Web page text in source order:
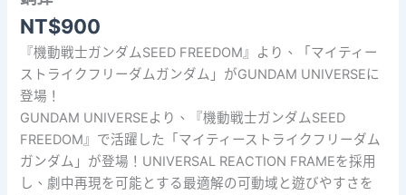
NT$900
『機動戦士ガンダムSEED FREEDOM』より、「マイティー
ストライクフリーダムガンダム」がGUNDAM UNIVERSEに
登場！
GUNDAM UNIVERSEより、『機動戦士ガンダムSEED
FREEDOM』で活躍した「マイティーストライクフリーダム
ガンダム」が登場！UNIVERSAL REACTION FRAMEを採用
し、劇中再現を可能とする最適解の可動域と遊びやすさを